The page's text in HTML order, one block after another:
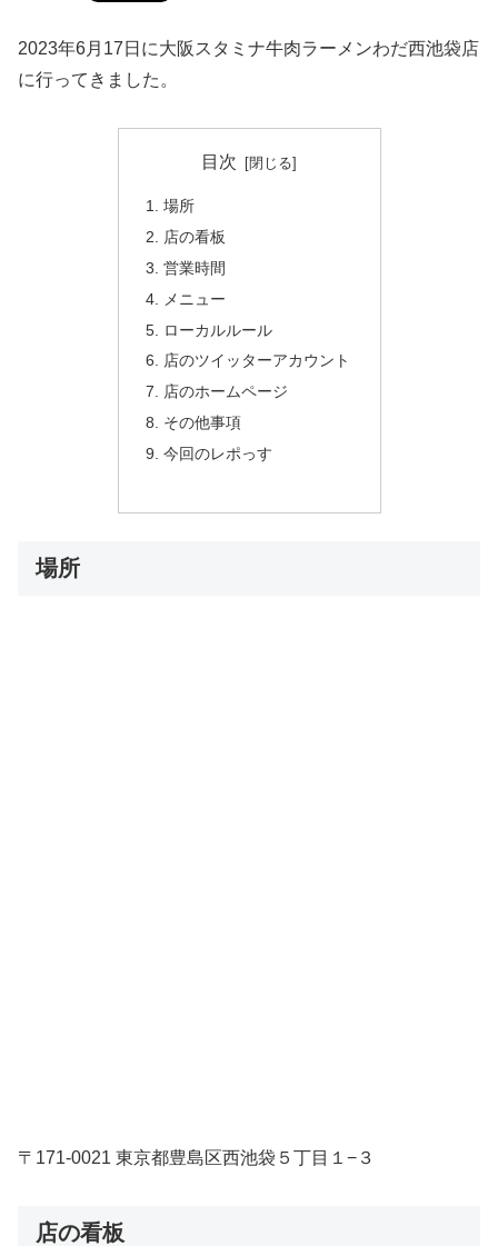
2023年6月17日に大阪スタミナ牛肉ラーメンわだ西池袋店
に行ってきました。
目次
場所
店の看板
営業時間
メニュー
ローカルルール
店のツイッターアカウント
店のホームページ
その他事項
今回のレポっす
場所
〒171-0021 東京都豊島区西池袋５丁目１−３
店の看板